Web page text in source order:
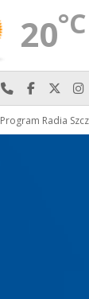
20°C
Najlepiej po
Program Radia